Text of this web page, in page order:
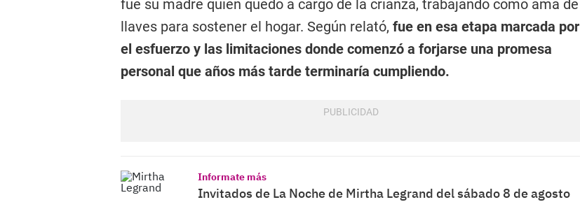
fue su madre quien quedó a cargo de la crianza, trabajando como ama de
llaves para sostener el hogar. Según relató, fue en esa etapa marcada por
el esfuerzo y las limitaciones donde comenzó a forjarse una promesa
personal que años más tarde terminaría cumpliendo.
Informate más
Invitados de La Noche de Mirtha Legrand del sábado 8 de agosto